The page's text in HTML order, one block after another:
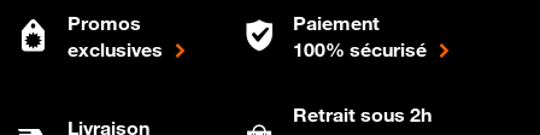
Promos
exclusives
Paiement
100% sécurisé
Livraison
Retrait sous 2h